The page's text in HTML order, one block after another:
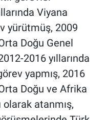
Viyana
yürütmüş, 2009
Doğu Genel
2016 yıllarında
yapmış, 2016
Orta Doğu ve Afrika
olarak atanmış,